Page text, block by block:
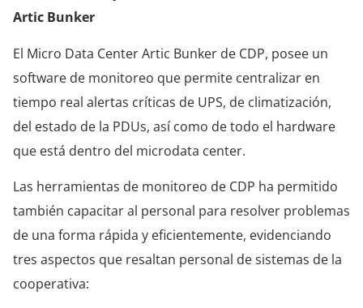
Artic Bunker
El Micro Data Center Artic Bunker de CDP, posee un
software de monitoreo que permite centralizar en
tiempo real alertas críticas de UPS, de climatización,
del estado de la PDUs, así como de todo el hardware
que está dentro del microdata center.
Las herramientas de monitoreo de CDP ha permitido
también capacitar al personal para resolver problemas
de una forma rápida y eficientemente, evidenciando
tres aspectos que resaltan personal de sistemas de la
cooperativa: